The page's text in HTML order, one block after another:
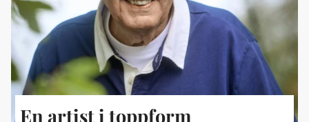
En artist i toppform